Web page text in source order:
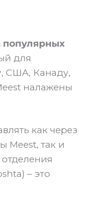
популярных
для
США, Канаду,
налажены
как через
Meest, так и
– это